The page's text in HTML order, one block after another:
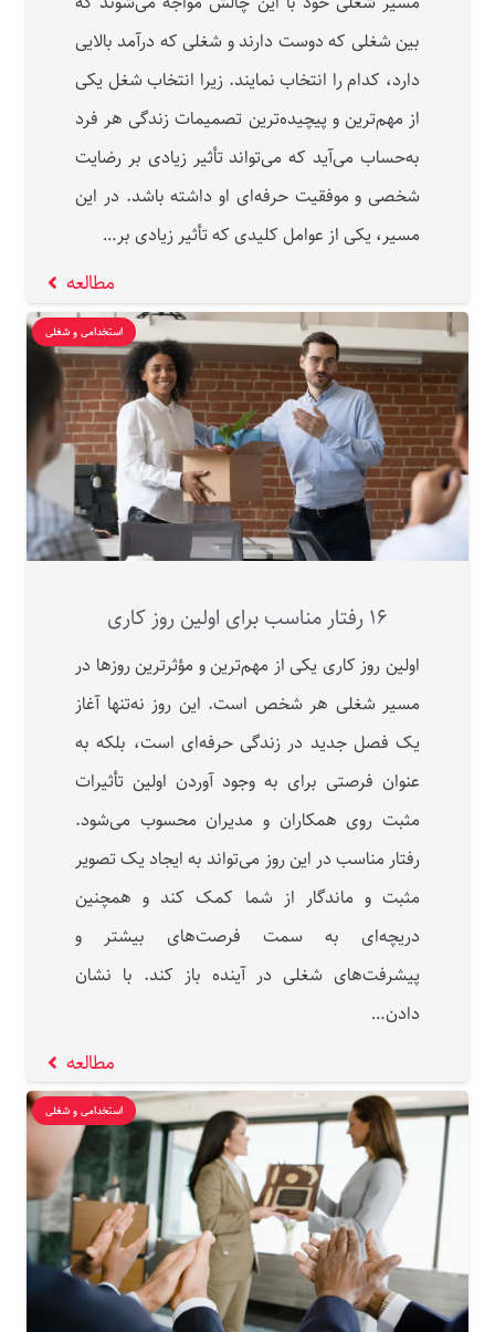
بین شغلی که دوست دارند و شغلی که درآمد بالایی
دارد، کدام را انتخاب نمایند. زیرا انتخاب شغل یکی
از مهم‌ترین و پیچیده‌ترین تصمیمات زندگی هر فرد
به‌حساب می‌آید که می‌تواند تأثیر زیادی بر رضایت
شخصی و موفقیت حرفه‌ای او داشته باشد. در این
مسیر، یکی از عوامل کلیدی که تأثیر زیادی بر…
مطالعه
استخدامی و شغلی
۱۶ رفتار مناسب برای اولین روز کاری
اولین روز کاری یکی از مهم‌ترین و مؤثرترین روزها در
مسیر شغلی هر شخص است. این روز نه‌تنها آغاز
یک فصل جدید در زندگی حرفه‌ای است، بلکه به
عنوان فرصتی برای به وجود آوردن اولین تأثیرات
مثبت روی همکاران و مدیران محسوب می‌شود.
رفتار مناسب در این روز می‌تواند به ایجاد یک تصویر
مثبت و ماندگار از شما کمک کند و همچنین
دریچه‌ای به سمت فرصت‌های بیشتر و
پیشرفت‌های شغلی در آینده باز کند. با نشان
دادن…
مطالعه
استخدامی و شغلی